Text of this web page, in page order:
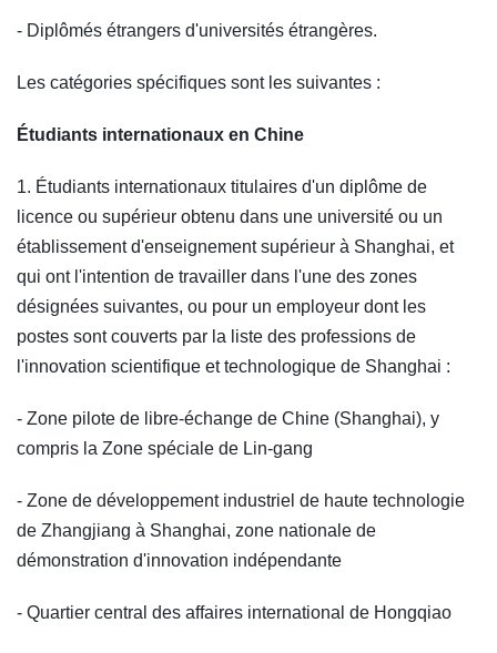
- Diplômés étrangers d'universités étrangères.
Les catégories spécifiques sont les suivantes :
Étudiants internationaux en Chine
1. Étudiants internationaux titulaires d'un diplôme de
licence ou supérieur obtenu dans une université ou un
établissement d'enseignement supérieur à Shanghai, et
qui ont l'intention de travailler dans l'une des zones
désignées suivantes, ou pour un employeur dont les
postes sont couverts par la liste des professions de
l'innovation scientifique et technologique de Shanghai :
- Zone pilote de libre-échange de Chine (Shanghai), y
compris la Zone spéciale de Lin-gang
- Zone de développement industriel de haute technologie
de Zhangjiang à Shanghai, zone nationale de
démonstration d'innovation indépendante
- Quartier central des affaires international de Hongqiao